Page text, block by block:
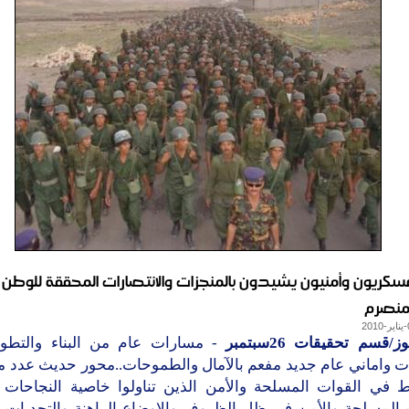
وأمنيون يشيدون بالمنجزات والانتصارات المحققة
قسم تحقيقات 26سبتمبر
- مسارات عام من البناء
واماني عام جديد مفعم بالآمال والطموحات..محور حديث عدد
في القوات المسلحة والأمن الذين تناولوا خاصية